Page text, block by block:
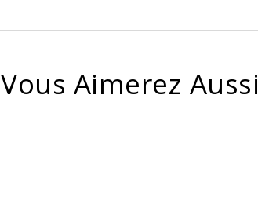
Vous Aimerez Aussi